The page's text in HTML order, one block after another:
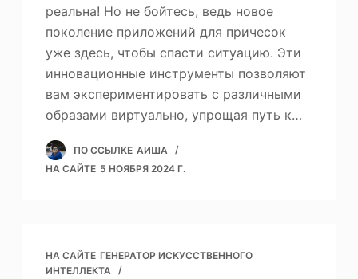
реальна! Но не бойтесь, ведь новое
поколение приложений для причесок
уже здесь, чтобы спасти ситуацию. Эти
инновационные инструменты позволяют
вам экспериментировать с различными
образами виртуально, упрощая путь к…
ПО ССЫЛКЕ АИША
НА САЙТЕ 5 НОЯБРЯ 2024 Г.
НА САЙТЕ ГЕНЕРАТОР ИСКУССТВЕННОГО
ИНТЕЛЛЕКТА